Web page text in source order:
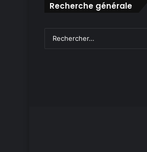
Recherche générale